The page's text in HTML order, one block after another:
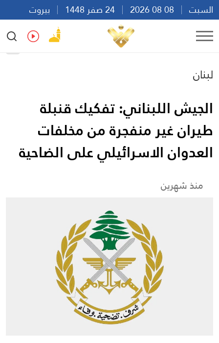
السبت
بيروت
17:29
Ar
لبنان
الجيش اللبناني: تفكيك قنبلة
طيران غير منفجرة من مخلفات
العدوان الاسرائيلي على الضاحية
منذ شهرين